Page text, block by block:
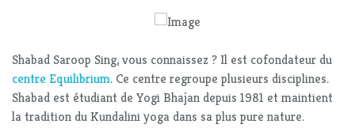
Shabad Saroop Sing, vous connaissez ? Il est cofondateur du
centre Equilibrium. Ce centre regroupe plusieurs disciplines.
Shabad est étudiant de Yogi Bhajan depuis 1981 et maintient
la tradition du Kundalini yoga dans sa plus pure nature.